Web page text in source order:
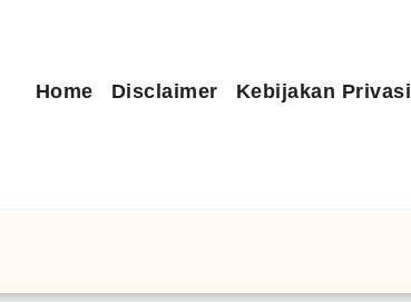
Home Disclaimer Kebijakan Privasi